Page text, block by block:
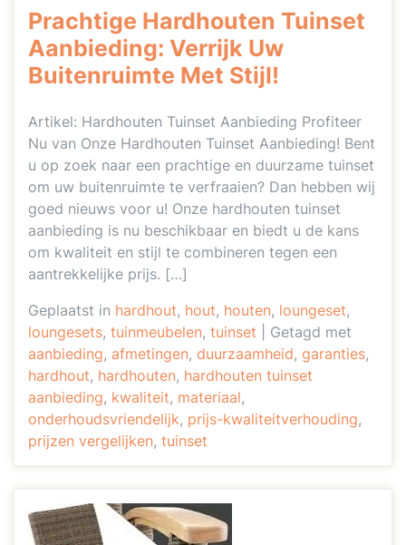
Prachtige Hardhouten Tuinset
Aanbieding: Verrijk Uw
Buitenruimte Met Stijl!
Artikel: Hardhouten Tuinset Aanbieding Profiteer
Nu van Onze Hardhouten Tuinset Aanbieding! Bent
u op zoek naar een prachtige en duurzame tuinset
om uw buitenruimte te verfraaien? Dan hebben wij
goed nieuws voor u! Onze hardhouten tuinset
aanbieding is nu beschikbaar en biedt u de kans
om kwaliteit en stijl te combineren tegen een
aantrekkelijke prijs. […]
Geplaatst in hardhout, hout, houten, loungeset,
loungesets, tuinmeubelen, tuinset
Getagd met
aanbieding, afmetingen, duurzaamheid, garanties,
hardhout, hardhouten, hardhouten tuinset
aanbieding, kwaliteit, materiaal,
onderhoudsvriendelijk, prijs-kwaliteitverhouding,
prijzen vergelijken, tuinset